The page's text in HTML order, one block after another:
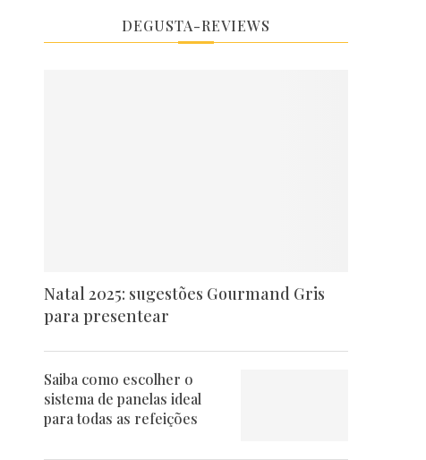
DEGUSTA-REVIEWS
Natal 2025: sugestões Gourmand Gris
para presentear
Saiba como escolher o
sistema de panelas ideal
para todas as refeições